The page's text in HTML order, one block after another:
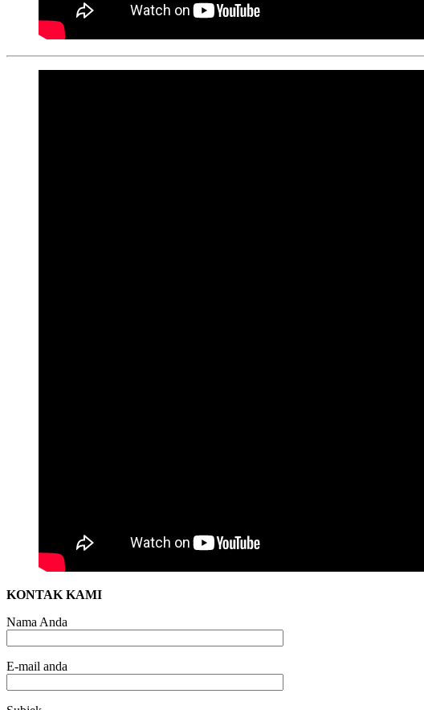
KONTAK KAMI
Nama Anda
E-mail anda